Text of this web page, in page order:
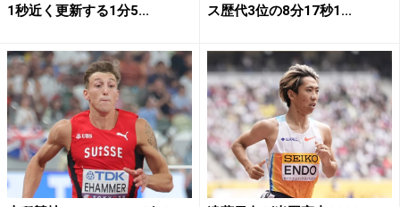
1秒近く更新する1分5...
ス歴代3位の8分17秒1...